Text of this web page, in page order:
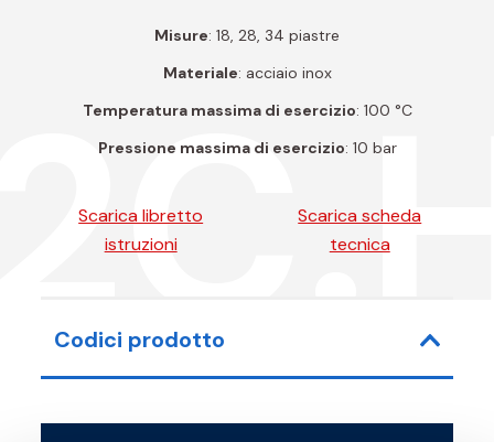
Misure: 18, 28, 34 piastre
Materiale: acciaio inox
Temperatura massima di esercizio: 100 °C
Pressione massima di esercizio: 10 bar
Scarica libretto
istruzioni
Scarica scheda
tecnica
Codici prodotto